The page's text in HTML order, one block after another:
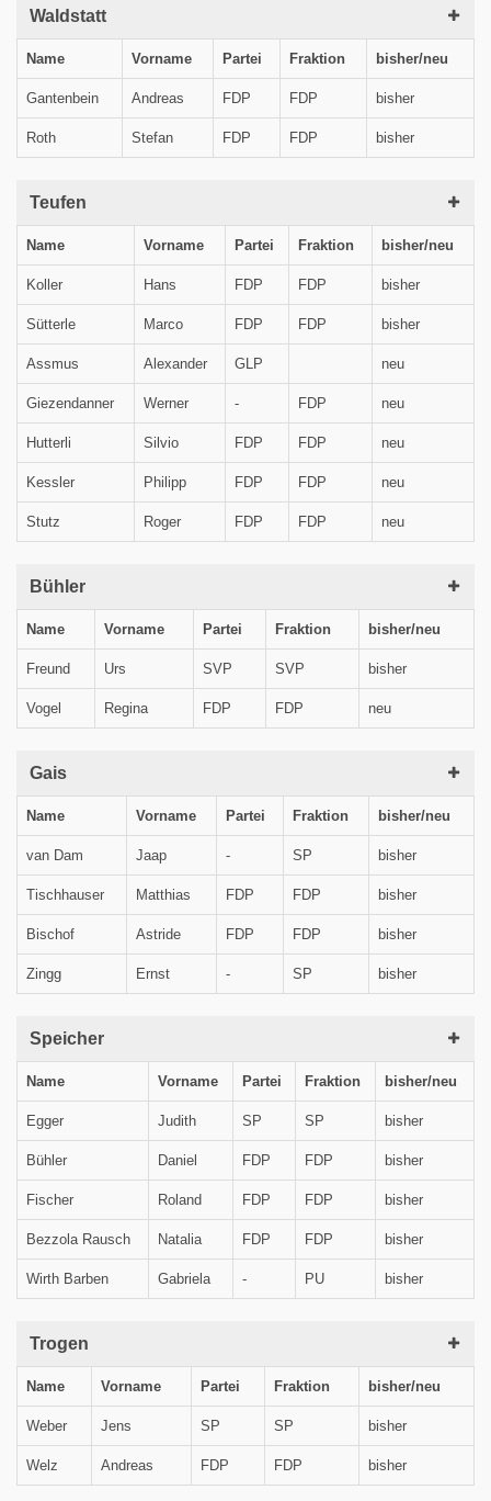
Waldstatt
Name Vorname Partei Fraktion bisher/neu
Gantenbein Andreas FDP FDP bisher
Roth Stefan FDP FDP bisher
Teufen
Name Vorname Partei Fraktion bisher/neu
Koller Hans FDP FDP bisher
Sütterle Marco FDP FDP bisher
Assmus Alexander GLP neu
Giezendanner Werner - FDP neu
Hutterli Silvio FDP FDP neu
Kessler Philipp FDP FDP neu
Stutz Roger FDP FDP neu
Bühler
Name Vorname Partei Fraktion bisher/neu
Freund Urs SVP SVP bisher
Vogel Regina FDP FDP neu
Gais
Name Vorname Partei Fraktion bisher/neu
van Dam Jaap - SP bisher
Tischhauser Matthias FDP FDP bisher
Bischof Astride FDP FDP bisher
Zingg Ernst - SP bisher
Speicher
Name Vorname Partei Fraktion bisher/neu
Egger Judith SP SP bisher
Bühler Daniel FDP FDP bisher
Fischer Roland FDP FDP bisher
Bezzola Rausch Natalia FDP FDP bisher
Wirth Barben Gabriela - PU bisher
Trogen
Name Vorname Partei Fraktion bisher/neu
Weber Jens SP SP bisher
Welz Andreas FDP FDP bisher